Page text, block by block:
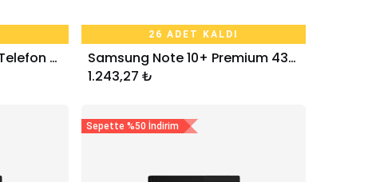
Samsung S10 Premium Telefon Bataryası 3400 mAh
26 ADET KALDI
Sepete Ekle
Samsung Note 10+ Premium 4300 mAh Telefon Bataryası
1.243,27 ₺
Sepette %50 İndirim